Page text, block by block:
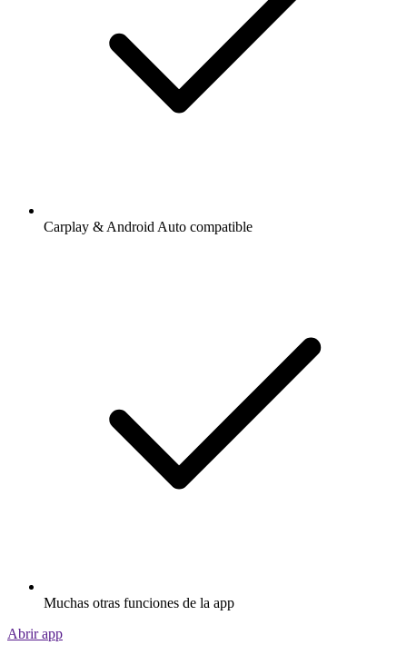
Carplay & Android Auto compatible
Muchas otras funciones de la app
Abrir app